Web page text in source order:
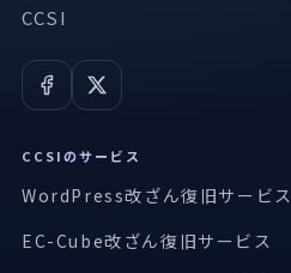
CCSI
CCSIのサービス
WordPress改ざん復旧サービス
EC-Cube改ざん復旧サービス